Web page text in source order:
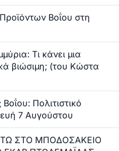
Βοΐου στη
Τι κάνει μια
βιώσιμη; (του Κώστα
Πολιτιστικό
7 Αυγούστου
ΣΤΟ ΜΠΟΔΟΣΑΚΕΙΟ